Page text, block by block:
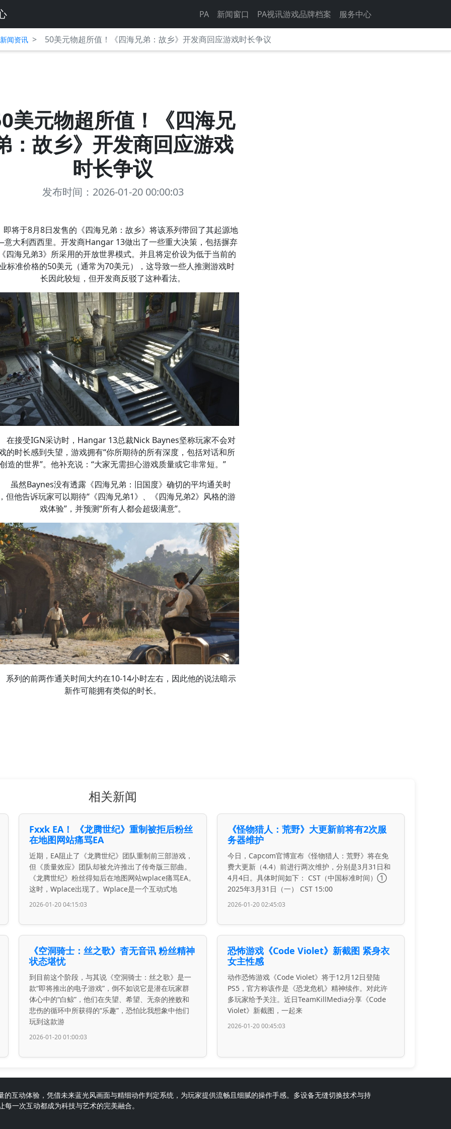
PA 新闻窗口 PA视讯游戏品牌档案 服务中心
闻资讯 > 50美元物超所值！《四海兄弟：故乡》开发商回应游戏时长争议
美元物超所值！《四海兄
：故乡》开发商回应游戏
时长争议
发布时间：2026-01-20 00:00:03
即将于8月8日发售的《四海兄弟：故乡》将该系列带回了其起源地
大利西西里。开发商Hangar 13做出了一些重大决策，包括摒弃
四海兄弟3》所采用的开放世界模式。并且将定价设为低于当前的
标准价格的50美元（通常为70美元），这导致一些人推测游戏时
长因此较短，但开发商反驳了这种看法。
在接受IGN采访时，Hangar 13总裁Nick Baynes坚称玩家不会对
的时长感到失望，游戏拥有“你所期待的所有深度，包括对话和所
创造的世界”。他补充说：“大家无需担心游戏质量或它非常短。”
虽然Baynes没有透露《四海兄弟：旧国度》确切的平均通关时
但他告诉玩家可以期待“《四海兄弟1》、《四海兄弟2》风格的游
戏体验”，并预测“所有人都会超级满意”。
系列的前两作通关时间大约在10-14小时左右，因此他的说法暗示
新作可能拥有类似的时长。
相关新闻
Fxxk EA！ 《龙腾世纪》重制被拒后粉丝
在地图网站痛骂EA
近期，EA阻止了《龙腾世纪》团队重制前三部游戏，
但《质量效应》团队却被允许推出了传奇版三部曲。
《龙腾世纪》粉丝得知后在地图网站wplace痛骂EA。
这时，Wplace出现了。Wplace是一个互动式地
2026-01-20 04:15:03
《怪物猎人：荒野》大更新前将有2次服
务器维护
今日，Capcom官博宣布《怪物猎人：荒野》将在免
费大更新（4.4）前进行两次维护，分别是3月31日和
4月4日。具体时间如下： CST（中国标准时间）①
2025年3月31日（一） CST 15:00
2026-01-20 02:45:03
《空洞骑士：丝之歌》杳无音讯 粉丝精神
状态堪忧
到目前这个阶段，与其说《空洞骑士：丝之歌》是一
款“即将推出的电子游戏”，倒不如说它是潜在玩家群
体心中的“白鲸”，他们在失望、希望、无奈的挫败和
悲伤的循环中所获得的“乐趣”，恐怕比我想象中他们
玩到这款游
2026-01-20 01:00:03
恐怖游戏《Code Violet》新截图 紧身衣
女主性感
动作恐怖游戏《Code Violet》将于12月12日登陆
PS5，官方称该作是《恐龙危机》精神续作。对此许
多玩家给予关注。近日TeamKillMedia分享《Code
Violet》新截图，一起来
2026-01-20 00:45:03
互动体验，凭借未来蓝光风画面与精细动作判定系统，为玩家提供流畅且细腻的操作手感。多设备无缝切换技术与持
一次互动都成为科技与艺术的完美融合。